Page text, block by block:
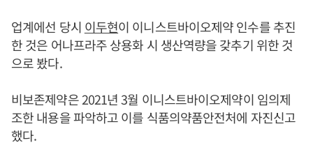
업계에선 당시 이두현이 이니스트바이오제약 인수를 추진
한 것은 어나프라주 상용화 시 생산역량을 갖추기 위한 것
으로 봤다.
비보존제약은 2021년 3월 이니스트바이오제약이 임의제
조한 내용을 파악하고 이를 식품의약품안전처에 자진신고
했다.